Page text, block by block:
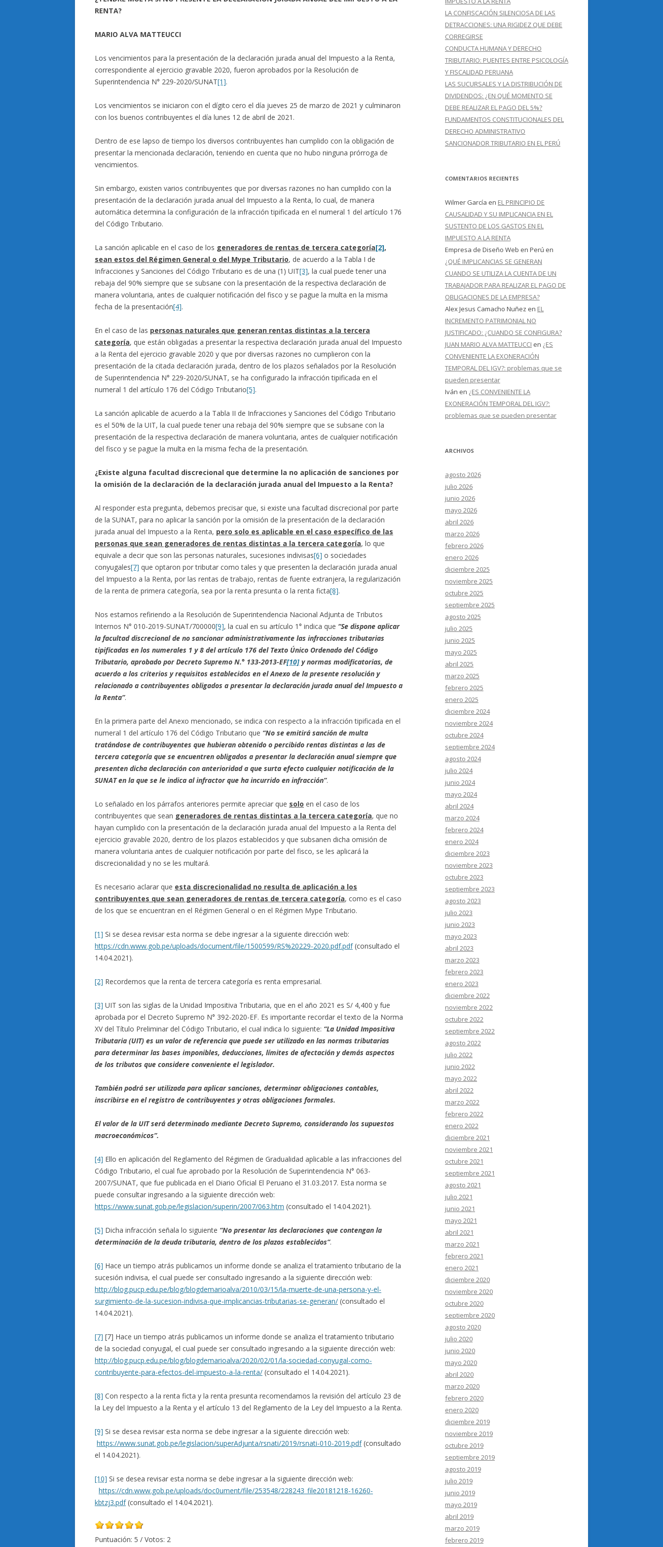
RENTA?
MARIO ALVA MATTEUCCI
Los vencimientos para la presentación de la declaración jurada anual del Impuesto a la Renta,
correspondiente al ejercicio gravable 2020, fueron aprobados por la Resolución de
Superintendencia N° 229-2020/SUNAT[1].
Los vencimientos se iniciaron con el dígito cero el día jueves 25 de marzo de 2021 y culminaron
con los buenos contribuyentes el día lunes 12 de abril de 2021.
Dentro de ese lapso de tiempo los diversos contribuyentes han cumplido con la obligación de
presentar la mencionada declaración, teniendo en cuenta que no hubo ninguna prórroga de
vencimientos.
Sin embargo, existen varios contribuyentes que por diversas razones no han cumplido con la
presentación de la declaración jurada anual del Impuesto a la Renta, lo cual, de manera
automática determina la configuración de la infracción tipificada en el numeral 1 del artículo 176
del Código Tributario.
La sanción aplicable en el caso de los generadores de rentas de tercera categoría[2],
sean estos del Régimen General o del Mype Tributario, de acuerdo a la Tabla I de
Infracciones y Sanciones del Código Tributario es de una (1) UIT[3], la cual puede tener una
rebaja del 90% siempre que se subsane con la presentación de la respectiva declaración de
manera voluntaria, antes de cualquier notificación del fisco y se pague la multa en la misma
fecha de la presentación[4].
En el caso de las personas naturales que generan rentas distintas a la tercera
categoría, que están obligadas a presentar la respectiva declaración jurada anual del Impuesto
a la Renta del ejercicio gravable 2020 y que por diversas razones no cumplieron con la
presentación de la citada declaración jurada, dentro de los plazos señalados por la Resolución
de Superintendencia N° 229-2020/SUNAT, se ha configurado la infracción tipificada en el
numeral 1 del artículo 176 del Código Tributario[5].
La sanción aplicable de acuerdo a la Tabla II de Infracciones y Sanciones del Código Tributario
es el 50% de la UIT, la cual puede tener una rebaja del 90% siempre que se subsane con la
presentación de la respectiva declaración de manera voluntaria, antes de cualquier notificación
del fisco y se pague la multa en la misma fecha de la presentación.
¿Existe alguna facultad discrecional que determine la no aplicación de sanciones por
la omisión de la declaración de la declaración jurada anual del Impuesto a la Renta?
Al responder esta pregunta, debemos precisar que, si existe una facultad discrecional por parte
de la SUNAT, para no aplicar la sanción por la omisión de la presentación de la declaración
jurada anual del Impuesto a la Renta, pero solo es aplicable en el caso específico de las
personas que sean generadores de rentas distintas a la tercera categoría, lo que
equivale a decir que son las personas naturales, sucesiones indivisas[6] o sociedades
conyugales[7] que optaron por tributar como tales y que presenten la declaración jurada anual
del Impuesto a la Renta, por las rentas de trabajo, rentas de fuente extranjera, la regularización
de la renta de primera categoría, sea por la renta presunta o la renta ficta[8].
Nos estamos refiriendo a la Resolución de Superintendencia Nacional Adjunta de Tributos
Internos N° 010-2019-SUNAT/700000[9], la cual en su artículo 1° indica que “Se dispone aplicar
la facultad discrecional de no sancionar administrativamente las infracciones tributarias
tipificadas en los numerales 1 y 8 del artículo 176 del Texto Único Ordenado del Código
Tributario, aprobado por Decreto Supremo N.° 133-2013-EF[10] y normas modificatorias, de
acuerdo a los criterios y requisitos establecidos en el Anexo de la presente resolución y
relacionado a contribuyentes obligados a presentar la declaración jurada anual del Impuesto a
la Renta”.
En la primera parte del Anexo mencionado, se indica con respecto a la infracción tipificada en el
numeral 1 del artículo 176 del Código Tributario que “No se emitirá sanción de multa
tratándose de contribuyentes que hubieran obtenido o percibido rentas distintas a las de
tercera categoría que se encuentren obligados a presentar la declaración anual siempre que
presenten dicha declaración con anterioridad a que surta efecto cualquier notificación de la
SUNAT en la que se le indica al infractor que ha incurrido en infracción”.
Lo señalado en los párrafos anteriores permite apreciar que solo en el caso de los
contribuyentes que sean generadores de rentas distintas a la tercera categoría, que no
hayan cumplido con la presentación de la declaración jurada anual del Impuesto a la Renta del
ejercicio gravable 2020, dentro de los plazos establecidos y que subsanen dicha omisión de
manera voluntaria antes de cualquier notificación por parte del fisco, se les aplicará la
discrecionalidad y no se les multará.
Es necesario aclarar que esta discrecionalidad no resulta de aplicación a los
contribuyentes que sean generadores de rentas de tercera categoría, como es el caso
de los que se encuentran en el Régimen General o en el Régimen Mype Tributario.
[1] Si se desea revisar esta norma se debe ingresar a la siguiente dirección web:
https://cdn.www.gob.pe/uploads/document/file/1500599/RS%20229-2020.pdf.pdf(consultado el
14.04.2021).
[2] Recordemos que la renta de tercera categoría es renta empresarial.
[3] UIT son las siglas de la Unidad Impositiva Tributaria, que en el año 2021 es S/ 4,400 y fue
aprobada por el Decreto Supremo N° 392-2020-EF. Es importante recordar el texto de la Norma
XV del Título Preliminar del Código Tributario, el cual indica lo siguiente: “La Unidad Impositiva
Tributaria (UIT) es un valor de referencia que puede ser utilizado en las normas tributarias
para determinar las bases imponibles, deducciones, límites de afectación y demás aspectos
de los tributos que considere conveniente el legislador.
También podrá ser utilizada para aplicar sanciones, determinar obligaciones contables,
inscribirse en el registro de contribuyentes y otras obligaciones formales.
El valor de la UIT será determinado mediante Decreto Supremo, considerando los supuestos
macroeconómicos”.
[4] Ello en aplicación del Reglamento del Régimen de Gradualidad aplicable a las infracciones del
Código Tributario, el cual fue aprobado por la Resolución de Superintendencia N° 063-
2007/SUNAT, que fue publicada en el Diario Oficial El Peruano el 31.03.2017. Esta norma se
puede consultar ingresando a la siguiente dirección web:
https://www.sunat.gob.pe/legislacion/superin/2007/063.htm (consultado el 14.04.2021).
[5] Dicha infracción señala lo siguiente “No presentar las declaraciones que contengan la
determinación de la deuda tributaria, dentro de los plazos establecidos”.
[6] Hace un tiempo atrás publicamos un informe donde se analiza el tratamiento tributario de la
sucesión indivisa, el cual puede ser consultado ingresando a la siguiente dirección web:
http://blog.pucp.edu.pe/blog/blogdemarioalva/2010/03/15/la-muerte-de-una-persona-y-el-
surgimiento-de-la-sucesion-indivisa-que-implicancias-tributarias-se-generan/ (consultado el
14.04.2021).
[7] [7] Hace un tiempo atrás publicamos un informe donde se analiza el tratamiento tributario
de la sociedad conyugal, el cual puede ser consultado ingresando a la siguiente dirección web:
http://blog.pucp.edu.pe/blog/blogdemarioalva/2020/02/01/la-sociedad-conyugal-como-
contribuyente-para-efectos-del-impuesto-a-la-renta/ (consultado el 14.04.2021).
[8] Con respecto a la renta ficta y la renta presunta recomendamos la revisión del artículo 23 de
la Ley del Impuesto a la Renta y el artículo 13 del Reglamento de la Ley del Impuesto a la Renta.
[9] Si se desea revisar esta norma se debe ingresar a la siguiente dirección web:
https://www.sunat.gob.pe/legislacion/superAdjunta/rsnati/2019/rsnati-010-2019.pdf(consultado
el 14.04.2021).
[10] Si se desea revisar esta norma se debe ingresar a la siguiente dirección web:
https://cdn.www.gob.pe/uploads/doc0ument/file/253548/228243_file20181218-16260-
kbtzj3.pdf(consultado el 14.04.2021).
Puntuación: 5 / Votos: 2
LA CONFISCACIÓN SILENCIOSA DE LAS
DETRACCIONES: UNA RIGIDEZ QUE DEBE
CORREGIRSE
CONDUCTA HUMANA Y DERECHO
TRIBUTARIO: PUENTES ENTRE PSICOLOGÍA
Y FISCALIDAD PERUANA
LAS SUCURSALES Y LA DISTRIBUCIÓN DE
DIVIDENDOS: ¿EN QUÉ MOMENTO SE
DEBE REALIZAR EL PAGO DEL 5%?
FUNDAMENTOS CONSTITUCIONALES DEL
DERECHO ADMINISTRATIVO
SANCIONADOR TRIBUTARIO EN EL PERÚ
COMENTARIOS RECIENTES
Wilmer García en EL PRINCIPIO DE
CAUSALIDAD Y SU IMPLICANCIA EN EL
SUSTENTO DE LOS GASTOS EN EL
IMPUESTO A LA RENTA
Empresa de Diseño Web en Perú en
¿QUÉ IMPLICANCIAS SE GENERAN
CUANDO SE UTILIZA LA CUENTA DE UN
TRABAJADOR PARA REALIZAR EL PAGO DE
OBLIGACIONES DE LA EMPRESA?
Alex Jesus Camacho Nuñez en EL
INCREMENTO PATRIMONIAL NO
JUSTIFICADO: ¿CUANDO SE CONFIGURA?
JUAN MARIO ALVA MATTEUCCI en ¿ES
CONVENIENTE LA EXONERACIÓN
TEMPORAL DEL IGV?: problemas que se
pueden presentar
Iván en ¿ES CONVENIENTE LA
EXONERACIÓN TEMPORAL DEL IGV?:
problemas que se pueden presentar
ARCHIVOS
agosto 2026
julio 2026
junio 2026
mayo 2026
abril 2026
marzo 2026
febrero 2026
enero 2026
diciembre 2025
noviembre 2025
octubre 2025
septiembre 2025
agosto 2025
julio 2025
junio 2025
mayo 2025
abril 2025
marzo 2025
febrero 2025
enero 2025
diciembre 2024
noviembre 2024
octubre 2024
septiembre 2024
agosto 2024
julio 2024
junio 2024
mayo 2024
abril 2024
marzo 2024
febrero 2024
enero 2024
diciembre 2023
noviembre 2023
octubre 2023
septiembre 2023
agosto 2023
julio 2023
junio 2023
mayo 2023
abril 2023
marzo 2023
febrero 2023
enero 2023
diciembre 2022
noviembre 2022
octubre 2022
septiembre 2022
agosto 2022
julio 2022
junio 2022
mayo 2022
abril 2022
marzo 2022
febrero 2022
enero 2022
diciembre 2021
noviembre 2021
octubre 2021
septiembre 2021
agosto 2021
julio 2021
junio 2021
mayo 2021
abril 2021
marzo 2021
febrero 2021
enero 2021
diciembre 2020
noviembre 2020
octubre 2020
septiembre 2020
agosto 2020
julio 2020
junio 2020
mayo 2020
abril 2020
marzo 2020
febrero 2020
enero 2020
diciembre 2019
noviembre 2019
octubre 2019
septiembre 2019
agosto 2019
julio 2019
junio 2019
mayo 2019
abril 2019
marzo 2019
febrero 2019